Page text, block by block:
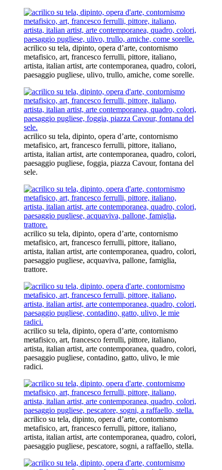
acrilico su tela, dipinto, opera d’arte, contornismo
metafisico, art, francesco ferrulli, pittore, italiano,
artista, italian artist, arte contemporanea, quadro, colori,
paesaggio pugliese, ulivo, trullo, amiche, come sorelle.
acrilico su tela, dipinto, opera d’arte, contornismo
metafisico, art, francesco ferrulli, pittore, italiano,
artista, italian artist, arte contemporanea, quadro, colori,
paesaggio pugliese, foggia, piazza Cavour, fontana del
sele.
acrilico su tela, dipinto, opera d’arte, contornismo
metafisico, art, francesco ferrulli, pittore, italiano,
artista, italian artist, arte contemporanea, quadro, colori,
paesaggio pugliese, acquaviva, pallone, famiglia,
trattore.
acrilico su tela, dipinto, opera d’arte, contornismo
metafisico, art, francesco ferrulli, pittore, italiano,
artista, italian artist, arte contemporanea, quadro, colori,
paesaggio pugliese, contadino, gatto, ulivo, le mie
radici.
acrilico su tela, dipinto, opera d’arte, contornismo
metafisico, art, francesco ferrulli, pittore, italiano,
artista, italian artist, arte contemporanea, quadro, colori,
paesaggio pugliese, pescatore, sogni, a raffaello, stella.